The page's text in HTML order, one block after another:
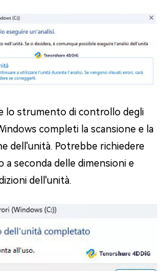
lo strumento di controllo degli
completi la scansione e la
dell'unità. Potrebbe richiedere
a seconda delle dimensioni e
dell'unità.